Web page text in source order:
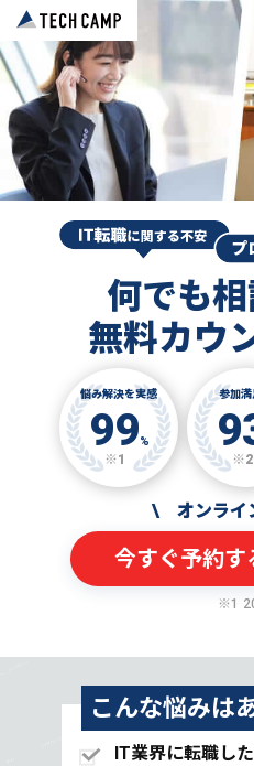
何でも
無料カウ
悩み解決を実感
99%
※1
参加満
※2
\ オンライ
今すぐ予約す
※1
こんな悩みは
IT業界に転職し